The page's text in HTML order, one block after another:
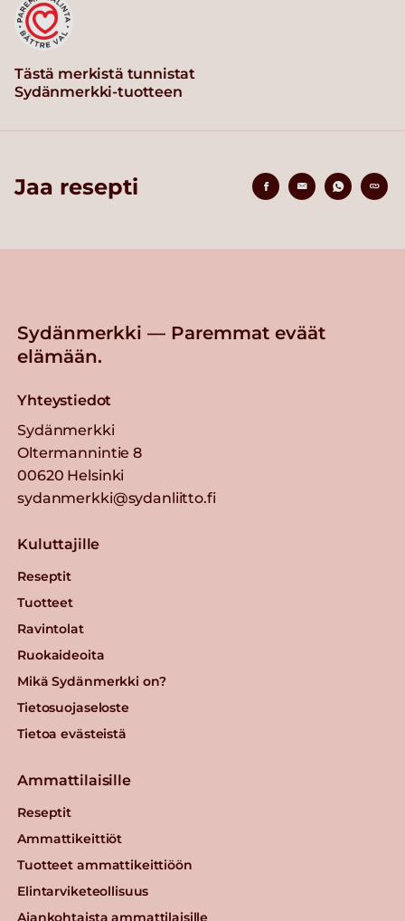
Tästä merkistä tunnistat
Sydänmerkki-tuotteen
Jaa resepti
Sydänmerkki — Paremmat eväät
elämään.
Yhteystiedot
Sydänmerkki
Oltermannintie 8
00620 Helsinki
sydanmerkki@sydanliitto.fi
Kuluttajille
Reseptit
Tuotteet
Ravintolat
Ruokaideoita
Mikä Sydänmerkki on?
Tietosuojaseloste
Tietoa evästeistä
Ammattilaisille
Reseptit
Ammattikeittiöt
Tuotteet ammattikeittiöön
Elintarviketeollisuus
Ajankohtaista ammattilaisille